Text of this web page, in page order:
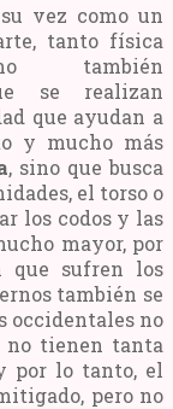
vez como un
tanto física
también
se realizan
que ayudan a
y mucho más
, sino que busca
el torso o
los codos y las
mayor, por
que sufren los
también se
occidentales no
no tienen tanta
por lo tanto, el
pero no